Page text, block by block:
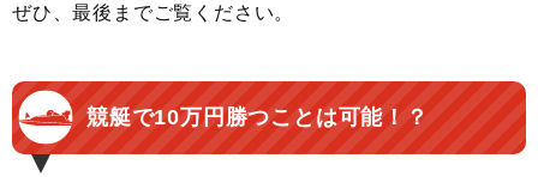
ぜひ、最後までご覧ください。
競艇で10万円勝つことは可能！？